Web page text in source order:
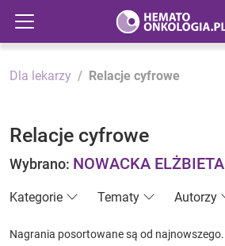
Dla lekarzy Relacje cyfrowe
Relacje cyfrowe
Wybrano: NOWACKA ELŻBIETA
Kategorie Tematy Autorzy
Nagrania posortowane są od najnowszego.